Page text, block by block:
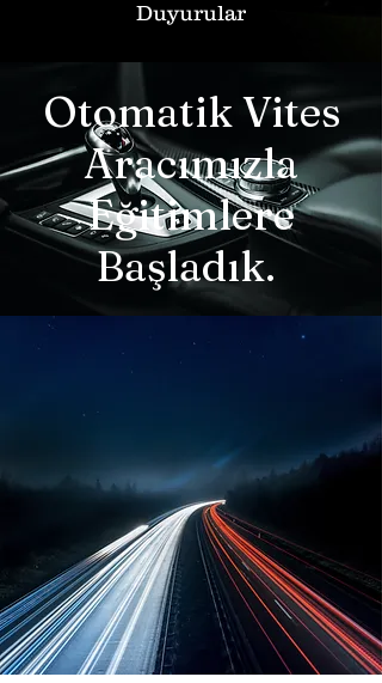
Duyurular
Otomatik Vites
Aracımızla
Eğitimlere
Başladık.